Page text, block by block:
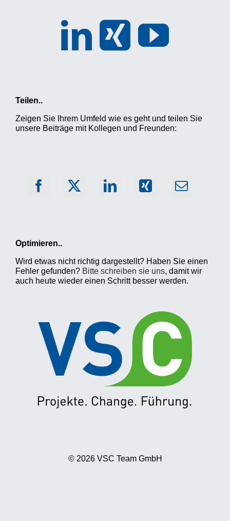
Teilen..
Zeigen Sie Ihrem Umfeld wie es geht und teilen Sie
unsere Beiträge mit Kollegen und Freunden:
Optimieren..
Wird etwas nicht richtig dargestellt? Haben Sie einen
Fehler gefunden? Bitte schreiben sie uns, damit wir
auch heute wieder einen Schritt besser werden.
© 2026 VSC Team GmbH